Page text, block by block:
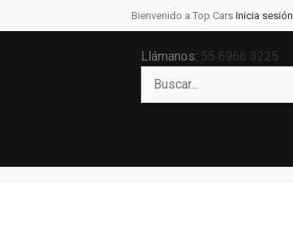
Bienvenido a Top Cars Inicia sesión
Llámanos: 55 6966 3225